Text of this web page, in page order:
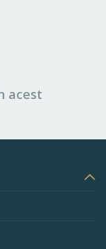
acest